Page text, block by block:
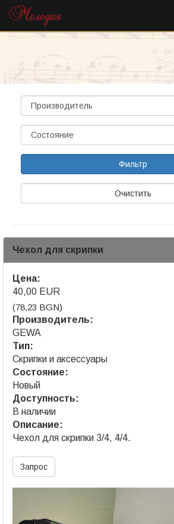
Очистить
Чехол для скрипки
Цена:
40,00 EUR
(78,23 BGN)
Производитель:
GEWA
Тип:
Скрипки и аксессуары
Состояние:
Новый
Доступность:
В наличии
Описание:
Чехол для скрипки 3/4, 4/4.
Запрос